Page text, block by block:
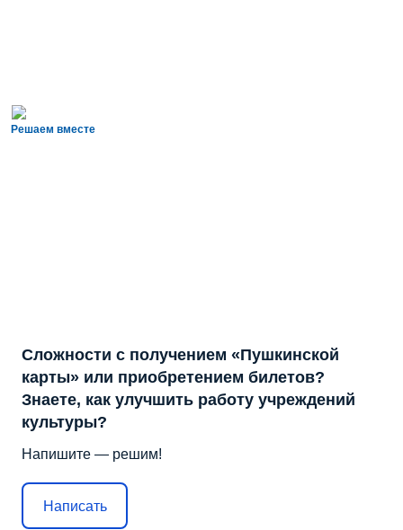
Решаем вместе
Сложности с получением «Пушкинской
карты» или приобретением билетов?
Знаете, как улучшить работу учреждений
культуры?
Напишите — решим!
Написать